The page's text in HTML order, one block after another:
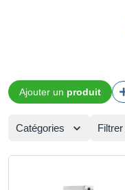
Ajouter un produit
Catégories Filtrer